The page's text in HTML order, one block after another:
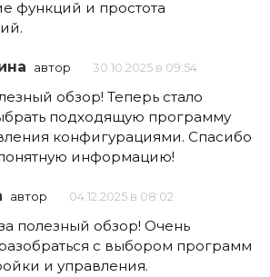
функций и простота
автор 30.10.2025 в 09:54
обзор! Теперь стало
подходящую программу
конфигурациями. Спасибо
информацию!
автор 04.12.2025 в 08:02
полезный обзор! Очень
с выбором программ
и управления.